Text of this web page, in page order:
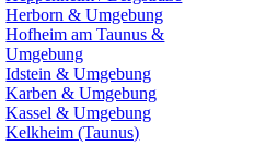
Herborn & Umgebung
Hofheim am Taunus &
Umgebung
Idstein & Umgebung
Karben & Umgebung
Kassel & Umgebung
Kelkheim (Taunus)